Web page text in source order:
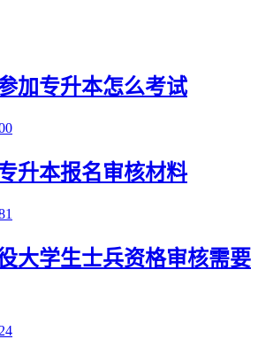
加专升本怎么考试
升本报名审核材料
大学生士兵资格审核需要